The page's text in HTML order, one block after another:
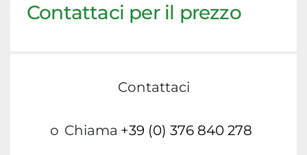
Contattaci per il prezzo
Contattaci
o Chiama +39 (0) 376 840 278